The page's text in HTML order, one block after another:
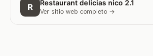
R Restaurant delicias nico 2.1
Ver sitio web completo →